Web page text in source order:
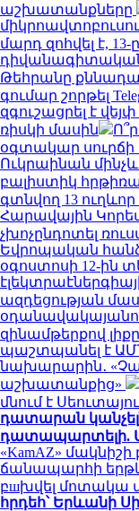
աշխատանքները
մարդ զոհվել է, 13-
դիվանագիտական
Թեհրանը
գումար շորթել
զգուշացրել է
ռիսկի մասին
օգտակար սուրճի
Ուկրաինան
բալիստիկ
գտնվող 13
Հարավային
չխոչընդոտել
Եվրոպական
օգոստոսի 12-ին
ազդեցության
զինամթերքով
պաշտպանել է
նախարարին․
աշխատանքից»
մնում է
դատարան
դատապարտելի.
«KamAZ»
ճանապարհի
բшխվել մոտակա
հրդեհ՝ Երևանի